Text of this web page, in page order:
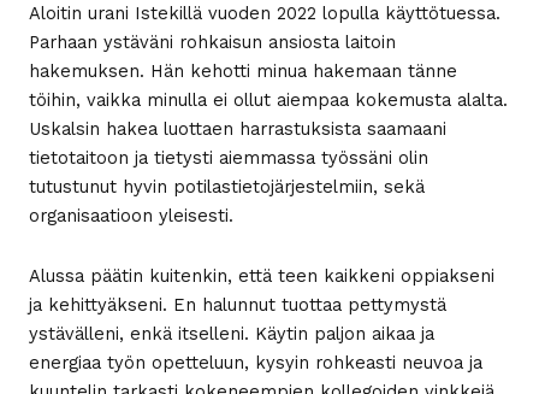
Aloitin urani Istekillä vuoden 2022 lopulla käyttötuessa.
Parhaan ystäväni rohkaisun ansiosta laitoin
hakemuksen. Hän kehotti minua hakemaan tänne
töihin, vaikka minulla ei ollut aiempaa kokemusta alalta.
Uskalsin hakea luottaen harrastuksista saamaani
tietotaitoon ja tietysti aiemmassa työssäni olin
tutustunut hyvin potilastietojärjestelmiin, sekä
organisaatioon yleisesti.
Alussa päätin kuitenkin, että teen kaikkeni oppiakseni
ja kehittyäkseni. En halunnut tuottaa pettymystä
ystävälleni, enkä itselleni. Käytin paljon aikaa ja
energiaa työn opetteluun, kysyin rohkeasti neuvoa ja